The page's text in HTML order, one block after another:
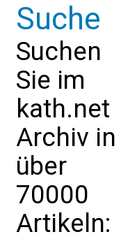
Suche
Suchen
Sie im
kath.net
Archiv in
über
70000
Artikeln: